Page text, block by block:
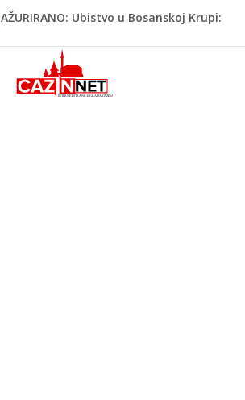
AŽURIRANO: Ubistvo u Bosanskoj Krupi:
osumnjičeni uhapšen
Horde zla neće u Mostar: Žestoko
prozvali rukovodstvo FK Sarajevo